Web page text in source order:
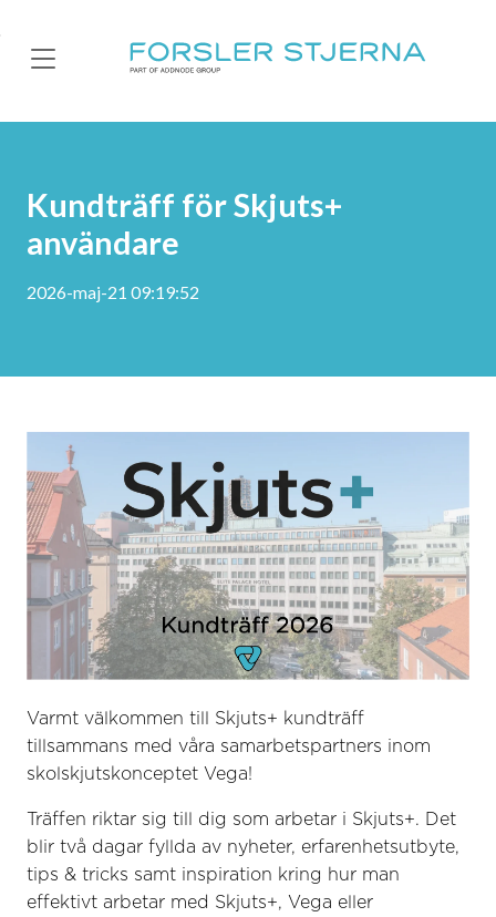
Skip to main content
Kundträff för Skjuts+
användare
2026-maj-21 09:19:52
Varmt välkommen till Skjuts+ kundträff
tillsammans med våra samarbetspartners inom
skolskjutskonceptet Vega!
Träffen riktar sig till dig som arbetar i Skjuts+. Det
blir två dagar fyllda av nyheter, erfarenhetsutbyte,
tips & tricks samt inspiration kring hur man
effektivt arbetar med Skjuts+, Vega eller